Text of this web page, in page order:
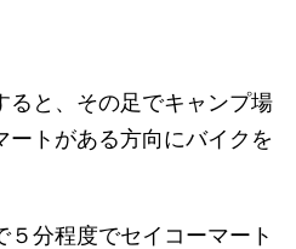
ると、その足でキャンプ場
ートがある方向にバイクを
分程度でセイコーマート